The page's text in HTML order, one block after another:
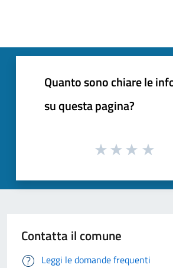
Quanto sono chiare le
su questa pagina?
Contatta il comune
Leggi le domande frequenti